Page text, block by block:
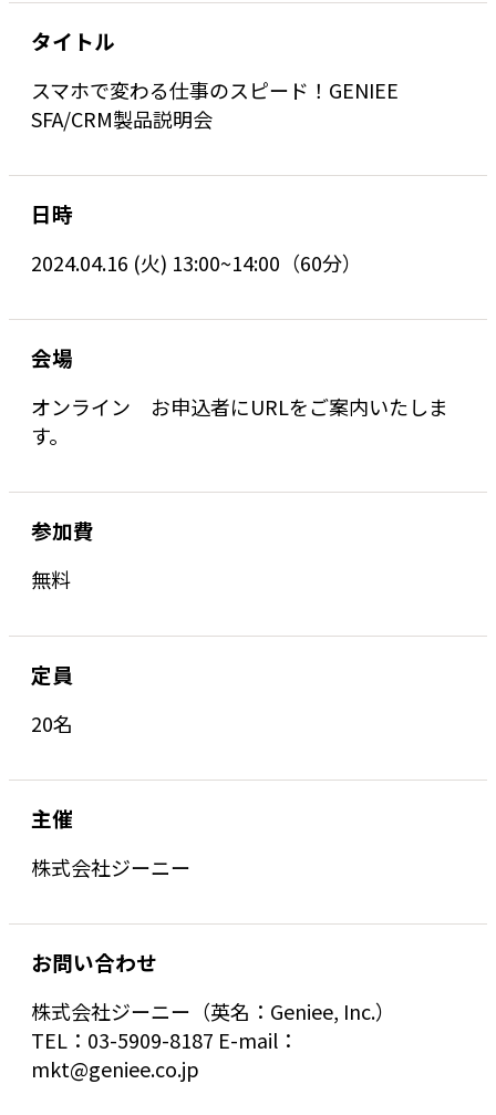
タイトル
スマホで変わる仕事のスピード！GENIEE
SFA/CRM製品説明会
日時
2024.04.16 (火) 13:00~14:00（60分）
会場
オンライン お申込者にURLをご案内いたしま
す。
参加費
無料
定員
20名
主催
株式会社ジーニー
お問い合わせ
株式会社ジーニー（英名：Geniee, Inc.）
TEL：03-5909-8187 E-mail：
mkt@geniee.co.jp